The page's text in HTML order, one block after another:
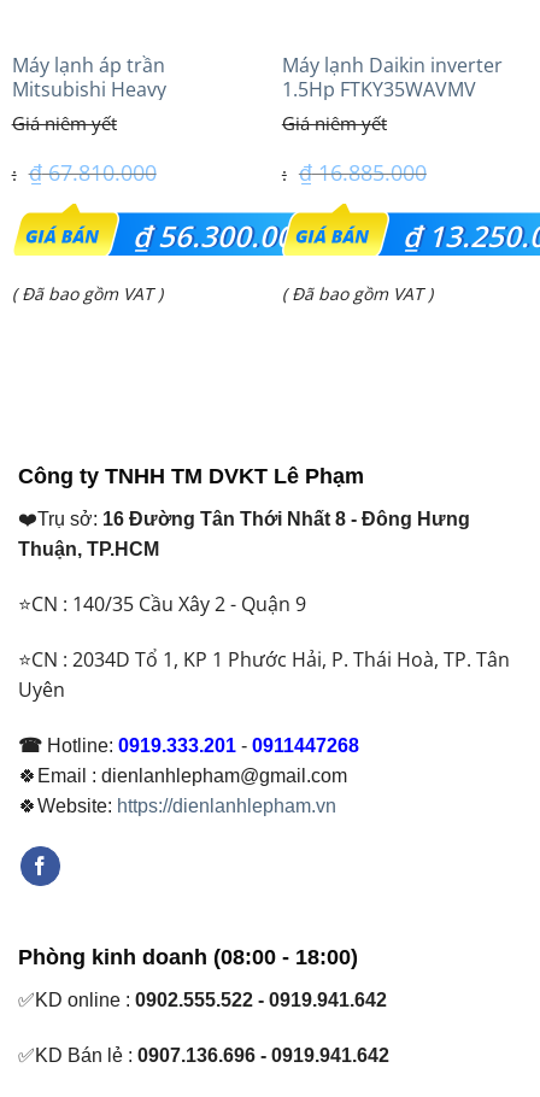
Máy lạnh áp trần
Mitsubishi Heavy
FDE125VG (5.0Hp) Cao cấp
– 3 Pha
₫67.810.000
Giá
gốc
là:
₫56.300.000
Giá
( Đã bao gồm VAT )
Máy lạnh Daikin inverter
1.5Hp FTKY35WAVMV
₫16.885.000
Giá
gốc
là:
₫
Giá
( Đã bao gồm VAT )
Công ty TNHH TM DVKT Lê Phạm
❤️Trụ sở: 16 Đường Tân Thới Nhất 8 - Đông Hưng
Thuận, TP.HCM
⭐CN : 140/35 Cầu Xây 2 - Quận 9
⭐CN : 2034D Tổ 1, KP 1 Phước Hải, P. Thái Hoà, TP. Tân
Uyên
☎ Hotline: 0919.333.201 - 0911447268
🍀Email : dienlanhlepham@gmail.com
🍀Website: https://dienlanhlepham.vn
Phòng kinh doanh (08:00 - 18:00)
✅KD online : 0902.555.522 - 0919.941.642
✅KD Bán lẻ : 0907.136.696 - 0919.941.642